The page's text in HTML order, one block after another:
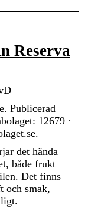
Reserva
Publicerad
12679 ·
det hända
både frukt
Det finns
och smak,